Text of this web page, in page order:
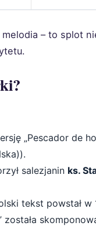
melodia – to splot
„Pescador de
salezjanin ks.
tekst powstał w
została